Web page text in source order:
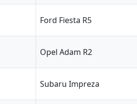
Ford Fiesta R5
Opel Adam R2
Subaru Impreza